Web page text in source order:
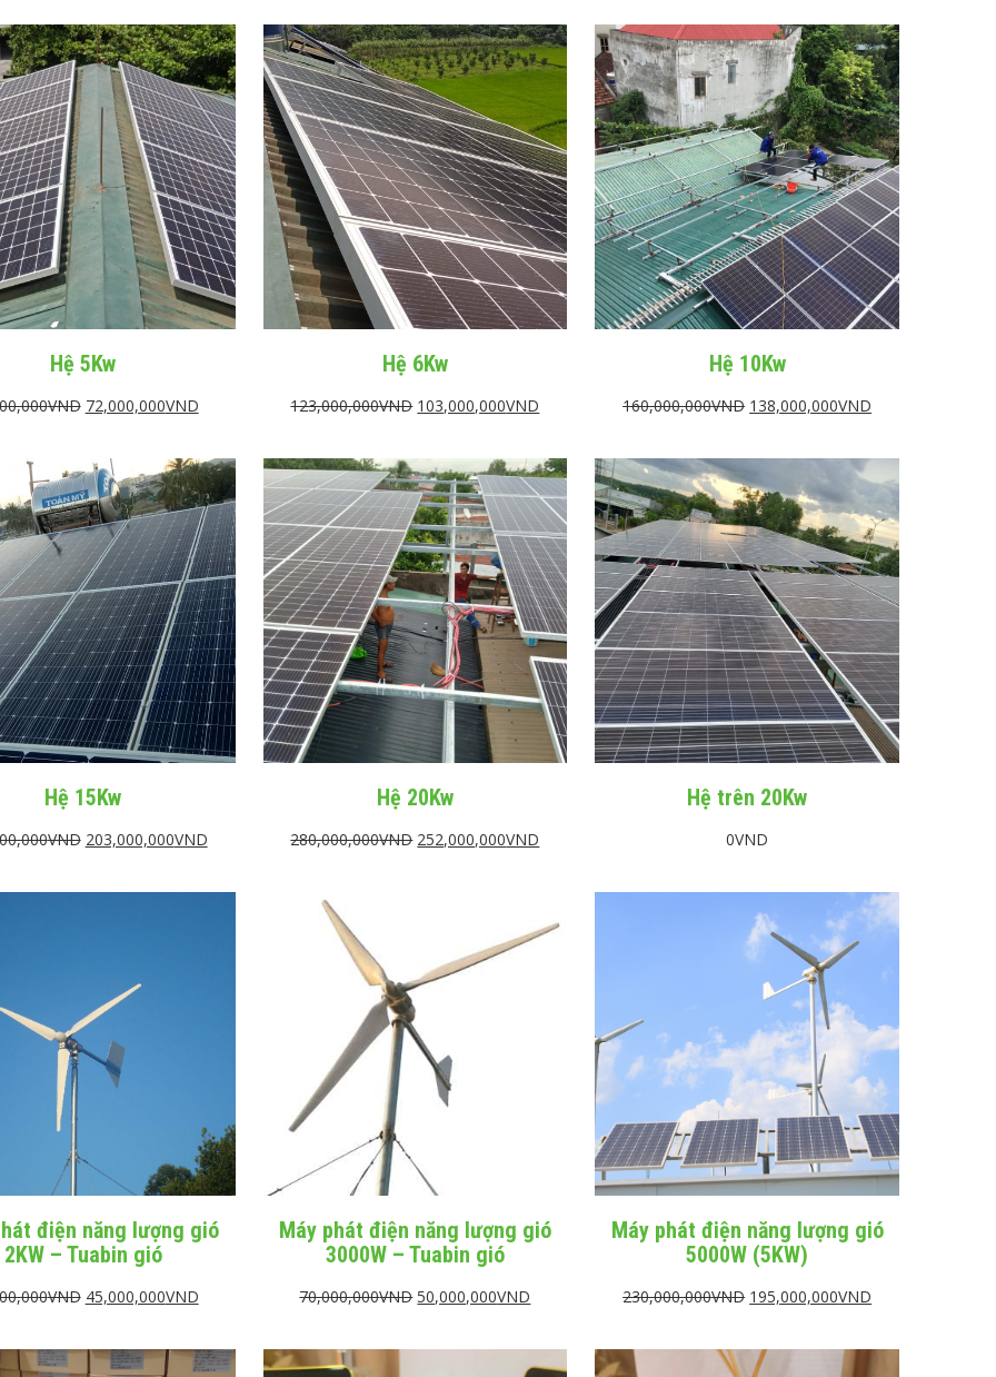
Hệ 5Kw
VND 72,000,000VND
Hệ 6Kw
123,000,000VND 103,000,000VND
Hệ 10Kw
160,000,000VND 138,000,000VND
Hệ 15Kw
VND 203,000,000VND
Hệ 20Kw
280,000,000VND 252,000,000VND
Hệ trên 20Kw
0VND
điện năng lượng gió
2KW – Tuabin gió
VND 45,000,000VND
Máy phát điện năng lượng gió
3000W – Tuabin gió
70,000,000VND 50,000,000VND
Máy phát điện năng lượng gió
5000W (5KW)
230,000,000VND 195,000,000VND